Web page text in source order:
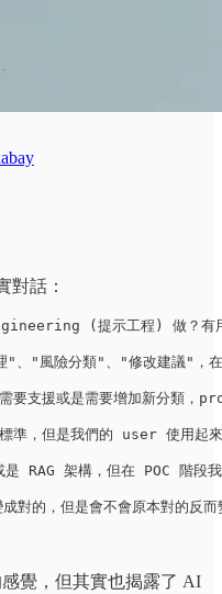
對話：
(提示工程) 做？有
"、"風險分類"、"修改建議"
要支援或是需要增加新分類
準，但是我們的 user 使用起
是 RAG 架構，但在 POC 階
對的，但是會不會原本對的反
覺，但其實也揭露了 AI